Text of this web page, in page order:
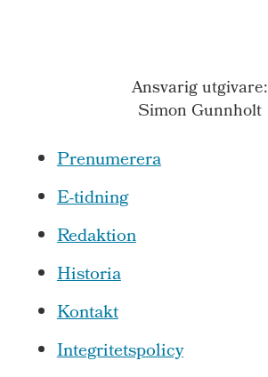
Ansvarig utgivare:
Simon Gunnholt
Prenumerera
E-tidning
Redaktion
Historia
Kontakt
Integritetspolicy